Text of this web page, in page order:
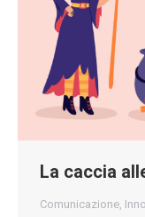
La caccia
Comunicazione,